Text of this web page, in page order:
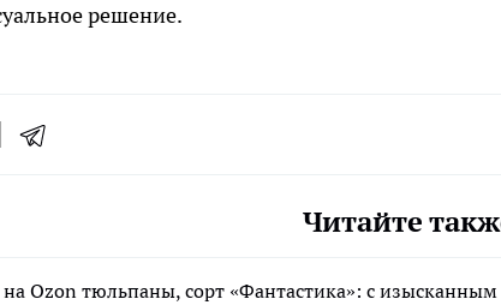
решение.
Читайте
Ozon тюльпаны, сорт «Фантастика»: с